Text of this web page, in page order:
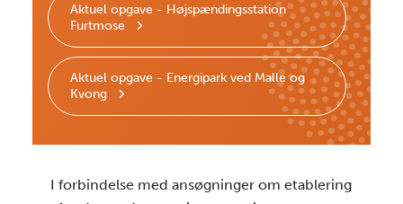
Aktuel opgave - Højspændingsstation
Furtmose
Aktuel opgave - Energipark ved Malle og
Kvong
I forbindelse med ansøgninger om etablering